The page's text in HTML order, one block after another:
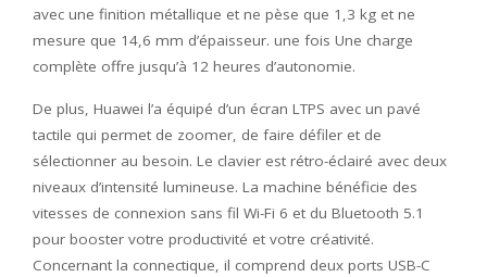
avec une finition métallique et ne pèse que 1,3 kg et ne
mesure que 14,6 mm d’épaisseur. une fois Une charge
complète offre jusqu’à 12 heures d’autonomie.
De plus, Huawei l’a équipé d’un écran LTPS avec un pavé
tactile qui permet de zoomer, de faire défiler et de
sélectionner au besoin. Le clavier est rétro-éclairé avec deux
niveaux d’intensité lumineuse. La machine bénéficie des
vitesses de connexion sans fil Wi-Fi 6 et du Bluetooth 5.1
pour booster votre productivité et votre créativité.
Concernant la connectique, il comprend deux ports USB-C